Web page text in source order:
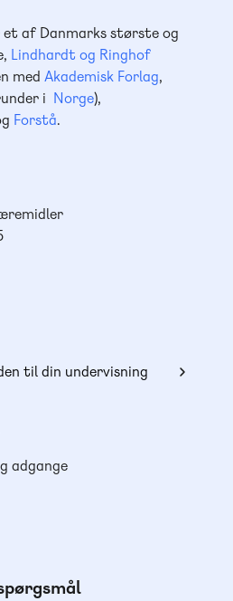
et af Danmarks største og
Lindhardt og Ringhof
med Akademisk Forlag,
i Norge),
Forstå.
til din undervisning
adgange